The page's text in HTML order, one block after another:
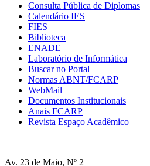
Consulta Pública de Diplomas
Calendário IES
FIES
Biblioteca
ENADE
Laboratório de Informática
Buscar no Portal
Normas ABNT/FCARP
WebMail
Documentos Institucionais
Anais FCARP
Revista Espaço Acadêmico
Av. 23 de Maio, Nº 2